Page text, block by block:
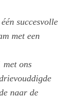
succesvolle
met een
met ons
naar de